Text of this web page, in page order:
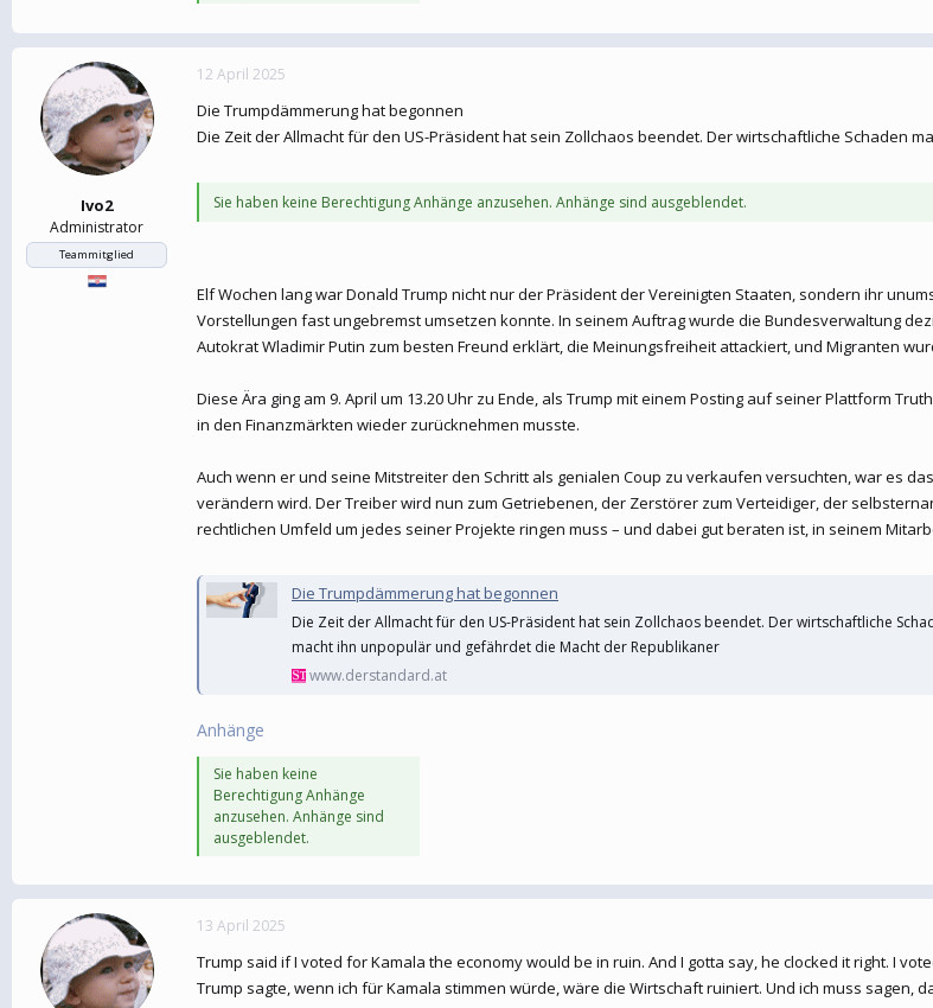
Ivo2
Administrator
Teammitglied
12 April 2025
Die Trumpdämmerung hat begonnen
Die Zeit der Allmacht für den US-Präsident hat sein Zollchaos beendet. Der wirtschaftliche Schaden
Sie haben keine Berechtigung Anhänge anzusehen. Anhänge sind ausgeblendet.
Elf Wochen lang war Donald Trump nicht nur der Präsident der Vereinigten Staaten, sondern ihr
Vorstellungen fast ungebremst umsetzen konnte. In seinem Auftrag wurde die Bundesverwaltung
Autokrat Wladimir Putin zum besten Freund erklärt, die Meinungsfreiheit attackiert, und Migranten
Diese Ära ging am 9. April um 13.20 Uhr zu Ende, als Trump mit einem Posting auf seiner Plattform
in den Finanzmärkten wieder zurücknehmen musste.
Auch wenn er und seine Mitstreiter den Schritt als genialen Coup zu verkaufen versuchten, war es
verändern wird. Der Treiber wird nun zum Getriebenen, der Zerstörer zum Verteidiger, der
rechtlichen Umfeld um jedes seiner Projekte ringen muss – und dabei gut beraten ist, in seinem
Die Trumpdämmerung hat begonnen
Die Zeit der Allmacht für den US-Präsident hat sein Zollchaos beendet. Der wirtschaftliche
macht ihn unpopulär und gefährdet die Macht der Republikaner
www.derstandard.at
Anhänge
Sie haben keine
Berechtigung Anhänge
anzusehen. Anhänge sind
ausgeblendet.
13 April 2025
Trump said if I voted for Kamala the economy would be in ruin. And I gotta say, he clocked it right. I
Trump sagte, wenn ich für Kamala stimmen würde, wäre die Wirtschaft ruiniert. Und ich muss sagen,